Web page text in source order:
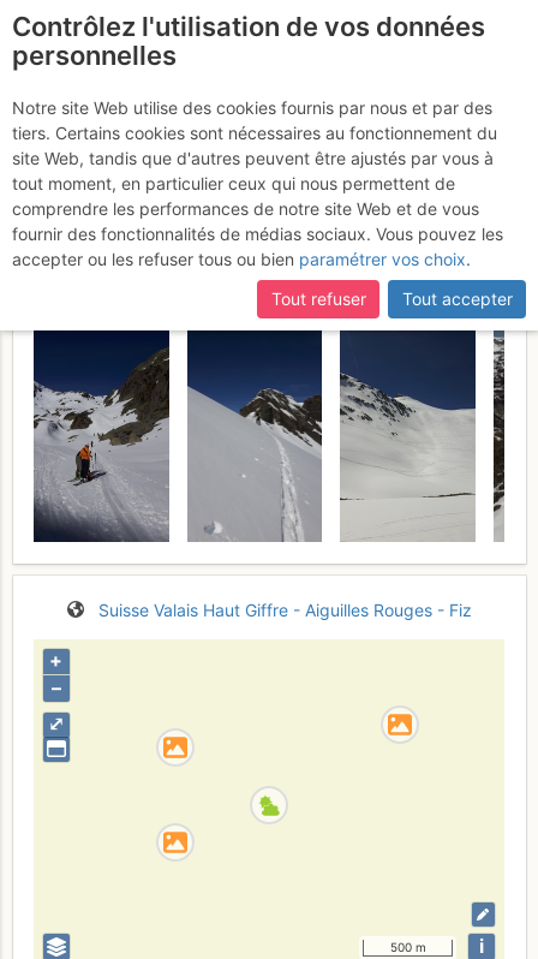
Pointe du Corbeau
Sommet 2661 m. et Aiguille
du Charmo depuis
Emosson
Dimanche 21 mai 2017
Suisse Valais Haut Giffre - Aiguilles Rouges - Fiz
⤢
+
–
500 m i
Contrôlez l'utilisation de vos données
personnelles
Notre site Web utilise des cookies fournis par nous et par des
tiers. Certains cookies sont nécessaires au fonctionnement du
site Web, tandis que d'autres peuvent être ajustés par vous à
tout moment, en particulier ceux qui nous permettent de
comprendre les performances de notre site Web et de vous
fournir des fonctionnalités de médias sociaux. Vous pouvez les
accepter ou les refuser tous ou bien paramétrer vos choix.
Tout refuser
Tout accepter